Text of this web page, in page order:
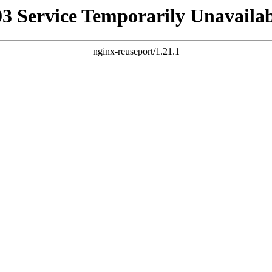
Service Temporarily
nginx-reuseport/1.21.1